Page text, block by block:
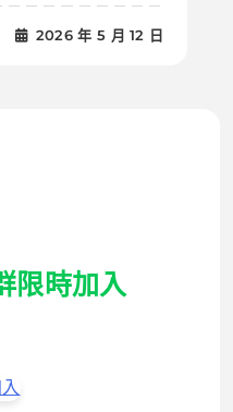
2026 年 5 月 12 日
限時加入